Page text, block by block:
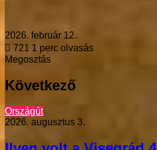
2026. február 12.
721 1 perc olvasás
Megosztás
email-
ben
Következő
Országút
2026. augusztus 3.